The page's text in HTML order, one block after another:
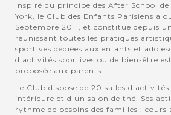
Inspiré du principe des After School de
York, le Club des Enfants Parisiens a
Septembre 2011, et constitue depuis
réunissant toutes les pratiques
sportives dédiées aux enfants et
d'activités sportives ou de bien-être
proposée aux parents.
Le Club dispose de 20 salles
intérieure et d'un salon de thé. Ses
rythme de besoins des familles : cours